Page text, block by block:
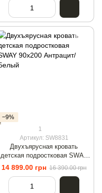
−9%
1
Артикул: SW8831
Двухъярусная кровать
детская подростковая SWAY
90x200 Антрацит/Белый
14 899.00 грн 16 390.00 грн